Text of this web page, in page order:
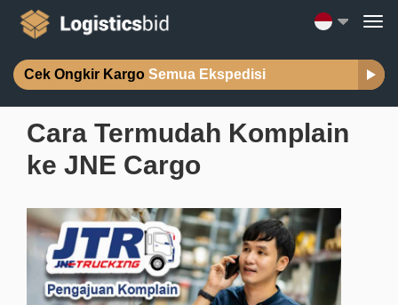
Cek Ongkir Kargo Semua Ekspedisi
Cara Termudah Komplain
ke JNE Cargo